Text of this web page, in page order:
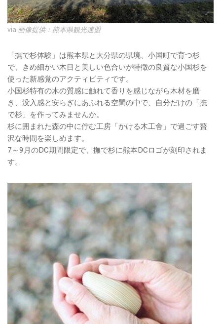
via 画像提供：熊本県観光連盟
「撫で杉体験」は熊本県と大分県の県境、小国町で育つ杉
で、きめ細かい木目と美しい色合いが特徴の良質な小国杉を
使った新感覚のアクティビティです。
小国杉特有の木の質感に触れて香りを感じながら木材を磨
き、没入感と安らぎにあふれる空間の中で、自分だけの「撫
で杉」を作ってみませんか。
杉に囲まれた森の中に佇む工房「かける木工舎」で過ごす贅
沢な時間を楽しめます。
7～9月のDC期間限定で、撫で杉に熊本DCロゴが刻印されま
す。